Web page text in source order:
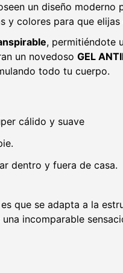
un diseño moderno
y colores para que
, permitiéndote
un novedoso GEL
todo tu cuerpo.
cálido y suave
dentro y fuera de casa.
es que se adapta a la
incomparable